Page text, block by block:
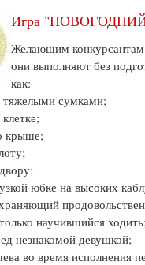
Игра
Желающим конкурсантам
они выполняют без
как:
сумками;
крыше;
юбке на высоких
научившийся ходить;
незнакомой девушкой;
во время исполнения